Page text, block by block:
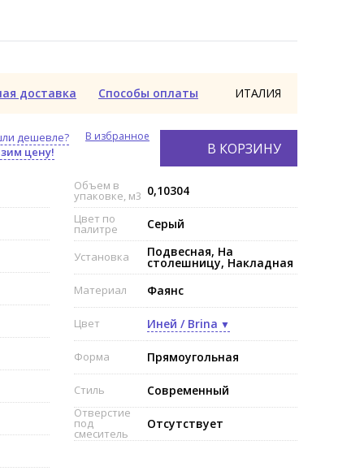
доставка Способы оплаты ИТАЛИЯ
дешевле?
цену!
В избранное
В КОРЗИНУ
Объем в
упаковке, м3 0,10304
Цвет по
палитре Серый
Установка Подвесная, На
столешницу, Накладная
Материал Фаянс
Цвет Иней / Brina
Форма Прямоугольная
Стиль Современный
Отверстие
под
смеситель
Отсутствует